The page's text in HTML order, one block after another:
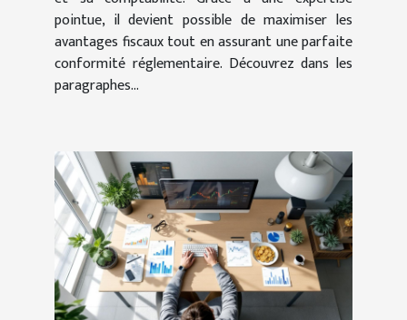
pointue, il devient possible de maximiser les
avantages fiscaux tout en assurant une parfaite
conformité réglementaire. Découvrez dans les
paragraphes...